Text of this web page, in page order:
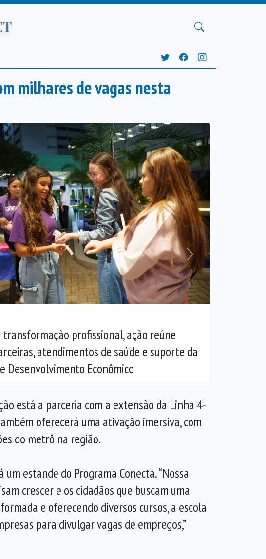
milhares de vagas nesta
transformação profissional, ação reúne
atendimentos de saúde e suporte da
Desenvolvimento Econômico
Próxima
está a parceria com a extensão da Linha 4-
oferecerá uma ativação imersiva, com
do metrô na região.
estande do Programa Conecta. “Nossa
crescer e os cidadãos que buscam uma
e oferecendo diversos cursos, a escola
para divulgar vagas de empregos,”